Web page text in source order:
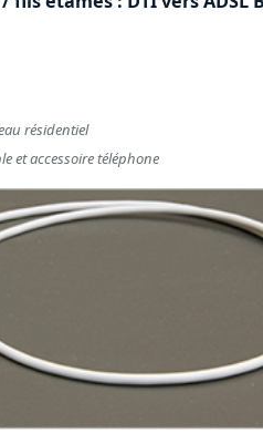
résidentiel
et accessoire téléphone